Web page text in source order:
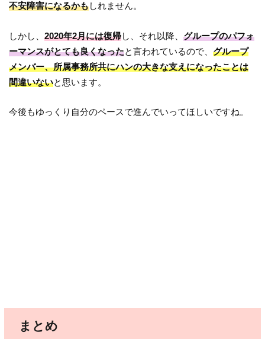
不安障害になるかもしれません。
しかし、2020年2月には復帰し、それ以降、グループのパフォ
ーマンスがとても良くなったと言われているので、グループ
メンバー、所属事務所共にハンの大きな支えになったことは
間違いないと思います。
今後もゆっくり自分のペースで進んでいってほしいですね。
まとめ